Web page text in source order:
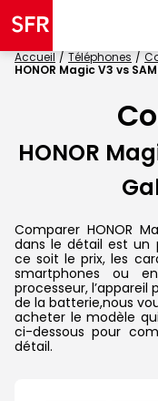
Accueil Téléphones
HONOR Magic V3 vs
HONOR
Comparer HONOR
dans le détail est un
ce soit le prix, les
smartphones ou
processeur,
de la batterie,nous
acheter le modèle
ci-dessous pour
détail.